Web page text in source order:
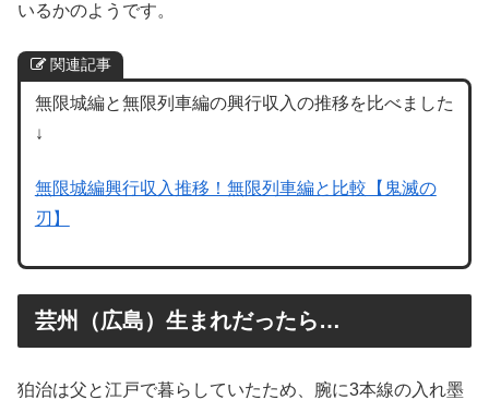
いるかのようです。
関連記事
無限城編と無限列車編の興行収入の推移を比べました
↓
無限城編興行収入推移！無限列車編と比較【鬼滅の
刃】
芸州（広島）生まれだったら…
狛治は父と江戸で暮らしていたため、腕に3本線の入れ墨